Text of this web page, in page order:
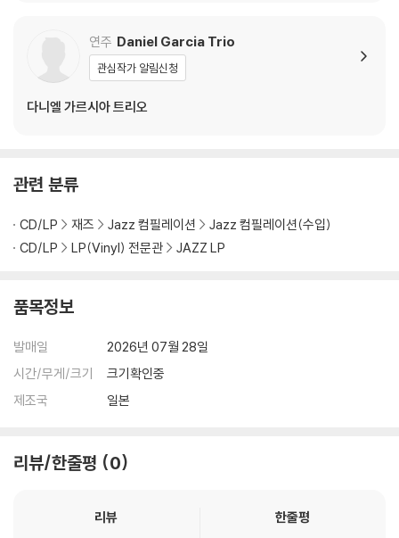
연주 Daniel Garcia Trio
관심작가 알림신청
다니엘 가르시아 트리오
관련 분류
CD/LP 재즈 Jazz 컴필레이션
Jazz 컴필레이션(수입)
CD/LP
LP(Vinyl) 전문관 JAZZ LP
품목정보
발매일
2026년 07월 28일
시간/무게/크기
크기확인중
제조국
일본
리뷰/한줄평 0
리뷰
한줄평